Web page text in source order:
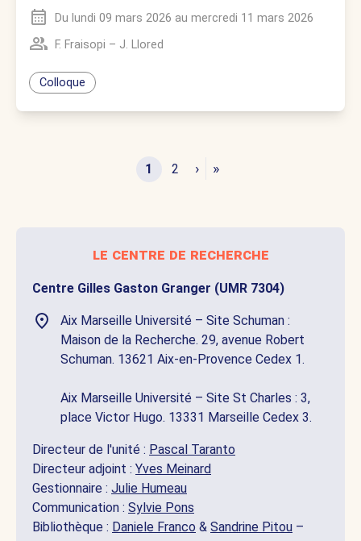
Du lundi 09 mars 2026 au mercredi 11 mars 2026
F. Fraisopi – J. Llored
Colloque
1 2 › »
le centre de recherche
Centre Gilles Gaston Granger (UMR 7304)
Aix Marseille Université – Site Schuman :
Maison de la Recherche. 29, avenue Robert
Schuman. 13621 Aix-en-Provence Cedex 1.
Aix Marseille Université – Site St Charles : 3,
place Victor Hugo. 13331 Marseille Cedex 3.
Directeur de l'unité : Pascal Taranto
Directeur adjoint : Yves Meinard
Gestionnaire : Julie Humeau
Communication : Sylvie Pons
Bibliothèque : Daniele Franco & Sandrine Pitou –